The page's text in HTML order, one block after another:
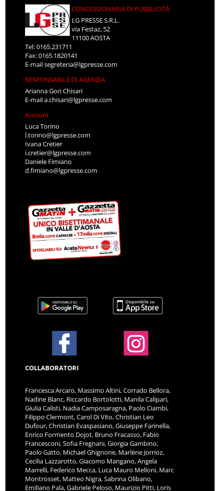
CONCESSIONARIA DI PUBBLICITÀ
LG PRESSE S.R.L.
via Festaz, 52
11100 AOSTA
Tel: 0165.231711
Fax: 0165.1820141
E-mailsegreteria@lgpresse.com
RESPONSABILE DI AGENZIA
Arianna Gori Chisari
E-maila.chisari@lgpresse.com
Account
Luca Torino
l.torino@lgpresse.com
Ivana Cretier
i.cretier@lgpresse.com
Daniele Fimiano
d.fimiano@lgpresse.com
COLLABORATORI
Francesca Arcaro, Massimo Altini, Corrado Bellora,
Nadine Blanc, Riccardo Bortolotti, Manila Calipari,
Giulia Calisti, Nadia Camposaragna, Paolo Ciambi,
Filippo Clermont, Carol Di Vito, Christian Leo
Dufour, Christian Evaspasiano, Giuseppe Farinella,
Enrico Formento Dojot, Bruno Fracasso, Fabio
Francesconi, Sofia Fregnani, Giorgia Gambino,
Paolo Gatto, Michael Ghignone, Marlène Jorrioz,
Cecilia Lazzarotto, Giacomo Mangano, Angela
Marrelli, Federico Mecca, Luca Mauro Melloni, Marc
Montrosset, Matteo Nigra, Sabrina Olibano,
Emiliano Pala, Gabriele Peloso, Maurizio Pitti, Loris